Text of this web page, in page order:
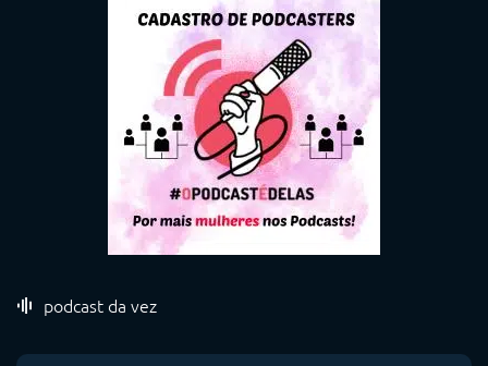
podcast da vez